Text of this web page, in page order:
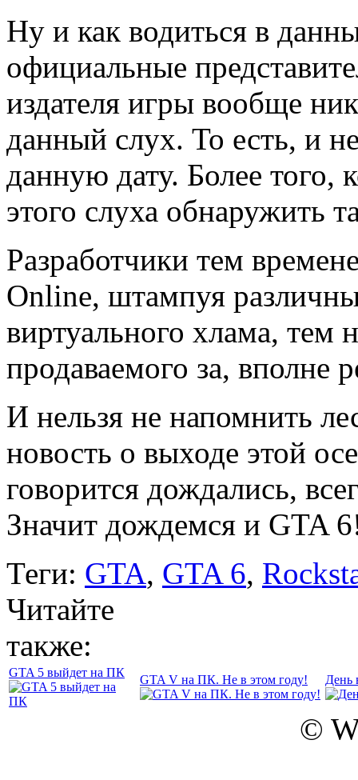
Ну и как водиться в
официальные
издателя игры вообще
данный слух. То есть, и
данную дату. Более того,
этого слуха обнаружить
Разработчики тем
Online, штампуя
виртуального хлама, тем
продаваемого за, вполне
И нельзя не напомнить
новость о выходе этой
говорится дождались,
Значит дождемся и GTA
Теги: GTA, GTA 6,
Читайте
также:
GTA 5 выйдет на ПК
GTA V на ПК. Не в этом году! День
©